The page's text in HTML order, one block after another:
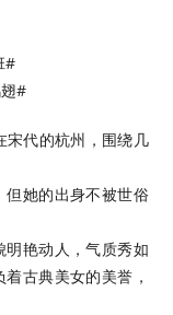
#
#
宋代的杭州，围绕几
但她的出身不被世俗
艳动人，气质秀如
古典美女的美誉，